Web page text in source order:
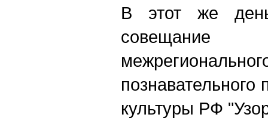
В этот же
познавательного
культуры РФ